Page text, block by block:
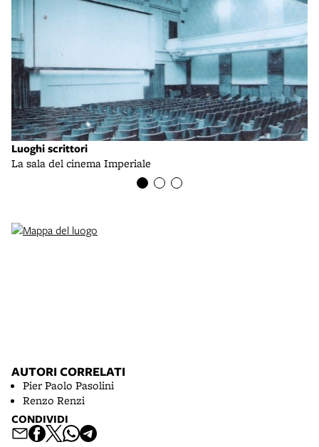
Luoghi scrittori
La sala del cinema Imperiale
AUTORI CORRELATI
Pier Paolo Pasolini
Renzo Renzi
CONDIVIDI